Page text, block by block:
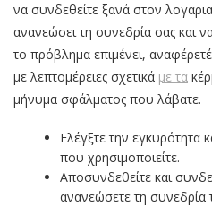
να συνδεθείτε ξανά στον
ανανεώσει τη συνεδρία σας και
το πρόβλημα επιμένει,
με λεπτομέρειες σχετικά με τα
μήνυμα σφάλματος που λάβατε.
Ελέγξτε την εγκυρότητα
που χρησιμοποιείτε.
Αποσυνδεθείτε και
ανανεώσετε τη